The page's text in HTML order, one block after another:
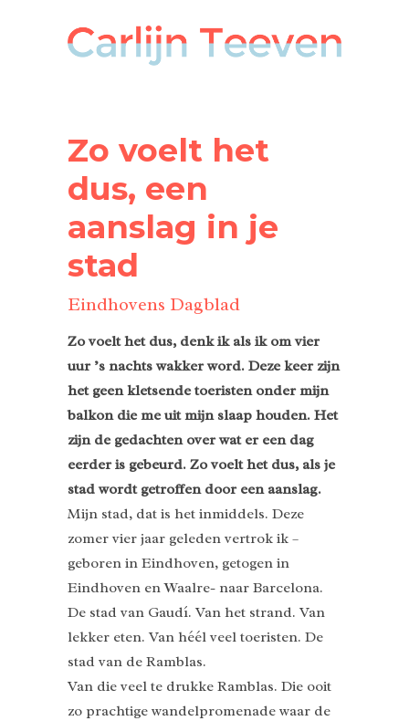
Zo voelt het
dus, een
aanslag in je
stad
Eindhovens Dagblad
Zo voelt het dus, denk ik als ik om vier
uur ’s nachts wakker word. Deze keer zijn
het geen kletsende toeristen onder mijn
balkon die me uit mijn slaap houden. Het
zijn de gedachten over wat er een dag
eerder is gebeurd. Zo voelt het dus, als je
stad wordt getroffen door een aanslag.
Mijn stad, dat is het inmiddels. Deze
zomer vier jaar geleden vertrok ik –
geboren in Eindhoven, getogen in
Eindhoven en Waalre- naar Barcelona.
De stad van Gaudí. Van het strand. Van
lekker eten. Van héél veel toeristen. De
stad van de Ramblas.
Van die veel te drukke Ramblas. Die ooit
zo prachtige wandelpromenade waar de